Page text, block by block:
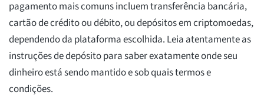
pagamento mais comuns incluem transferência bancária,
cartão de crédito ou débito, ou depósitos em criptomoedas,
dependendo da plataforma escolhida. Leia atentamente as
instruções de depósito para saber exatamente onde seu
dinheiro está sendo mantido e sob quais termos e
condições.